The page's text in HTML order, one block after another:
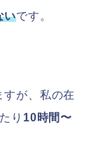
いです。
すが、私の在
り 10時間〜